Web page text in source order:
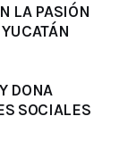
LA PASIÓN
DONA
SOCIALES